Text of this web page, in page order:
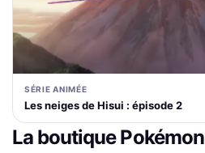
SÉRIE ANIMÉE
Les neiges de Hisui : épisode 2
La boutique Pokémon